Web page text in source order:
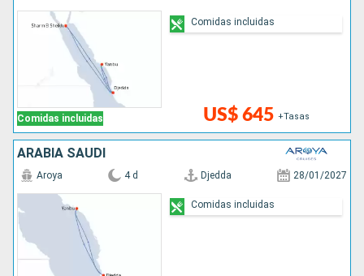
Comidas incluidas US$ 645 +Tasas
Comidas incluidas
ARABIA SAUDÍ
Aroya 4 d Djedda 28/01/2027
Comidas incluidas